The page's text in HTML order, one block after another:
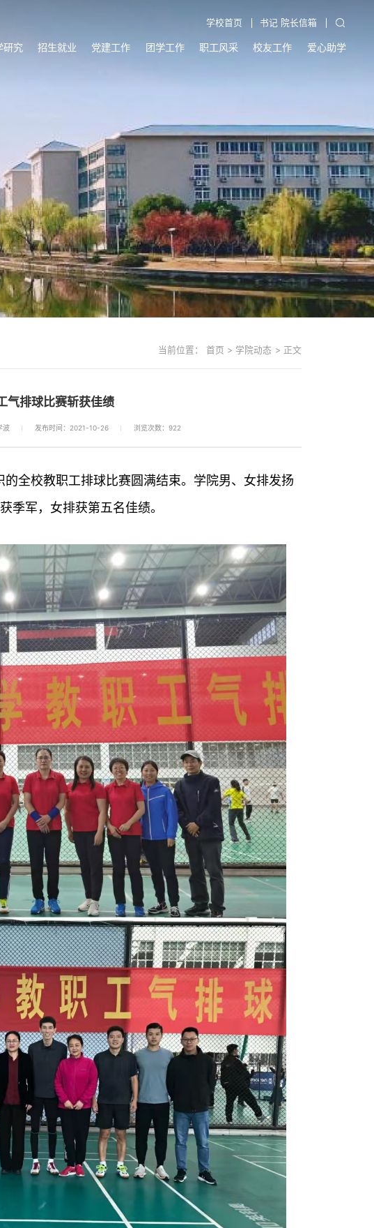
学校首页 书记 院长信箱
研究 招生就业 党建工作 团学工作 职工风采 校友工作 爱心助学
当前位置： 首页 > 学院动态 > 正文
气排球比赛斩获佳绩
波 发布时间：2021-10-26 浏览次数：922
的全校教职工排球比赛圆满结束。学院男、女排发扬
季军，女排获第五名佳绩。